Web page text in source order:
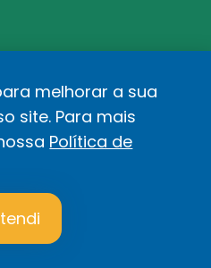
Salarial
privacidade
melhorar a sua
site. Para mais
Política de